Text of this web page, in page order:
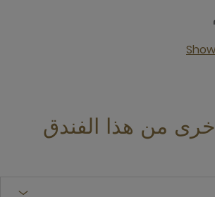
من هذا الفندق